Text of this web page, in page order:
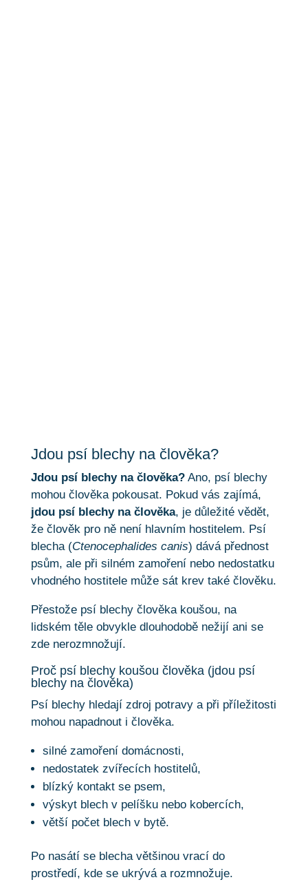
Jdou psí blechy na člověka?
Jdou psí blechy na člověka?Ano, psí blechy
mohou člověka pokousat. Pokud vás zajímá,
jdou psí blechy na člověka, je důležité vědět,
že člověk pro ně není hlavním hostitelem. Psí
blecha (Ctenocephalides canis) dává přednost
psům, ale při silném zamoření nebo nedostatku
vhodného hostitele může sát krev také člověku.
Přestože psí blechy člověka koušou, na
lidském těle obvykle dlouhodobě nežijí ani se
zde nerozmnožují.
Proč psí blechy koušou člověka (jdou psí
blechy na člověka)
Psí blechy hledají zdroj potravy a při příležitosti
mohou napadnout i člověka.
silné zamoření domácnosti,
nedostatek zvířecích hostitelů,
blízký kontakt se psem,
výskyt blech v pelíšku nebo kobercích,
větší počet blech v bytě.
Po nasátí se blecha většinou vrací do
prostředí, kde se ukrývá a rozmnožuje.